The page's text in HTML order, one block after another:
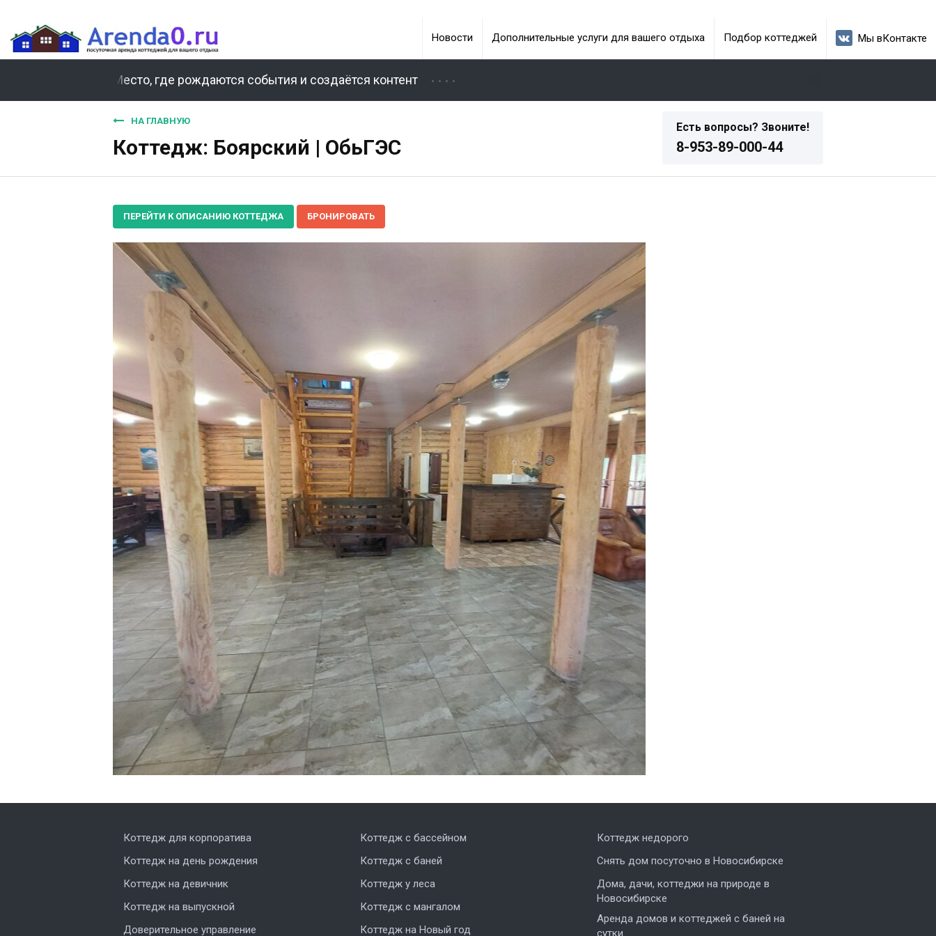
Новости Дополнительные услуги для вашего отдыха Подбор коттеджей Мы вКонтакте
Место, где рождаются события и создаётся контент
Есть вопросы? Звоните!
8-953-89-000-44
НА ГЛАВНУЮ
Коттедж: Боярский | ОбьГЭС
ПЕРЕЙТИ К ОПИСАНИЮ КОТТЕДЖА БРОНИРОВАТЬ
Коттедж для корпоратива
Коттедж на день рождения
Коттедж на девичник
Коттедж на выпускной
Доверительное управление
Коттедж с бассейном
Коттедж с баней
Коттедж у леса
Коттедж с мангалом
Коттедж на Новый год
Коттедж недорого
Снять дом посуточно в Новосибирске
Дома, дачи, коттеджи на природе в
Новосибирске
Аренда домов и коттеджей с баней на
сутки